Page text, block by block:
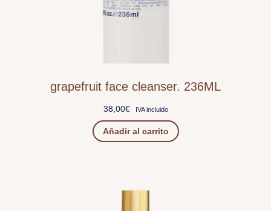
grapefruit face cleanser. 236ML
38,00€ IVA incluido
Añadir al carrito